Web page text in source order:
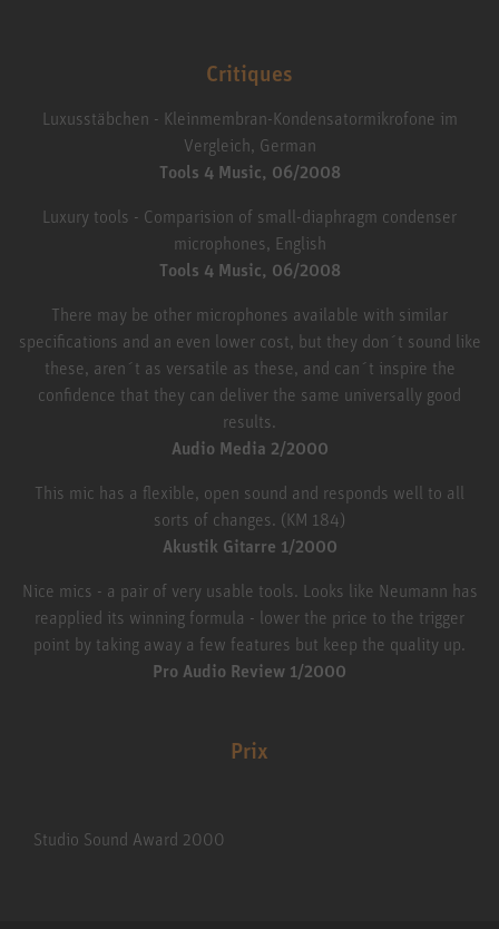
Critiques
Luxusstäbchen - Kleinmembran-Kondensatormikrofone im
Vergleich, German
Tools 4 Music, 06/2008
Luxury tools - Comparision of small-diaphragm condenser
microphones, English
Tools 4 Music, 06/2008
There may be other microphones available with similar
specifications and an even lower cost, but they don´t sound like
these, aren´t as versatile as these, and can´t inspire the
confidence that they can deliver the same universally good
results.
Audio Media 2/2000
This mic has a flexible, open sound and responds well to all
sorts of changes. (KM 184)
Akustik Gitarre 1/2000
Nice mics - a pair of very usable tools. Looks like Neumann has
reapplied its winning formula - lower the price to the trigger
point by taking away a few features but keep the quality up.
Pro Audio Review 1/2000
Prix
Studio Sound Award 2000